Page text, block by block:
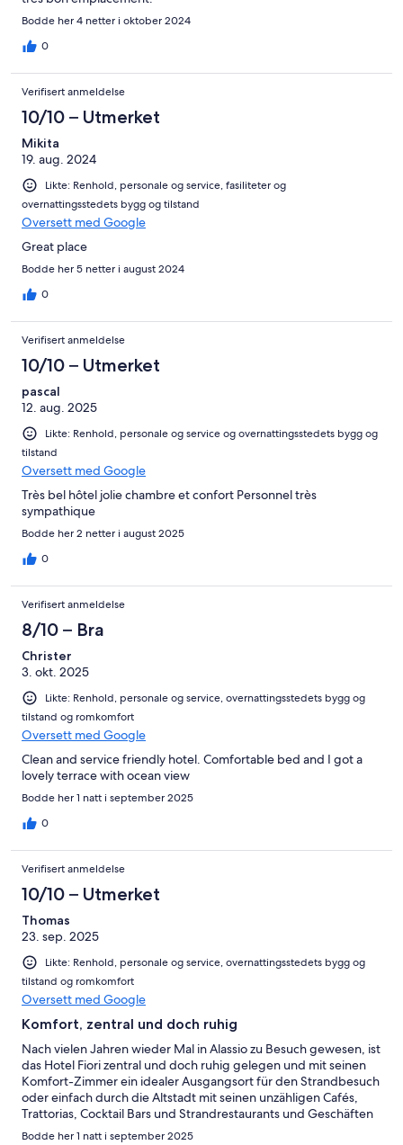
Bodde her 4 netter i oktober 2024
0
Verifisert anmeldelse
10/10 – Utmerket
Mikita
19. aug. 2024
Likte: Renhold, personale og service, fasiliteter og
overnattingsstedets bygg og tilstand
Oversett med Google
Great place
Bodde her 5 netter i august 2024
0
Verifisert anmeldelse
10/10 – Utmerket
pascal
12. aug. 2025
Likte: Renhold, personale og service og overnattingsstedets bygg og
tilstand
Oversett med Google
Très bel hôtel jolie chambre et confort Personnel très
sympathique
Bodde her 2 netter i august 2025
0
Verifisert anmeldelse
8/10 – Bra
Christer
3. okt. 2025
Likte: Renhold, personale og service, overnattingsstedets bygg og
tilstand og romkomfort
Oversett med Google
Clean and service friendly hotel. Comfortable bed and I got a
lovely terrace with ocean view
Bodde her 1 natt i september 2025
0
Verifisert anmeldelse
10/10 – Utmerket
Thomas
23. sep. 2025
Likte: Renhold, personale og service, overnattingsstedets bygg og
tilstand og romkomfort
Oversett med Google
Komfort, zentral und doch ruhig
Nach vielen Jahren wieder Mal in Alassio zu Besuch gewesen, ist
das Hotel Fiori zentral und doch ruhig gelegen und mit seinen
Komfort-Zimmer ein idealer Ausgangsort für den Strandbesuch
oder einfach durch die Altstadt mit seinen unzähligen Cafés,
Trattorias, Cocktail Bars und Strandrestaurants und Geschäften
zu schlendern.
Bodde her 1 natt i september 2025